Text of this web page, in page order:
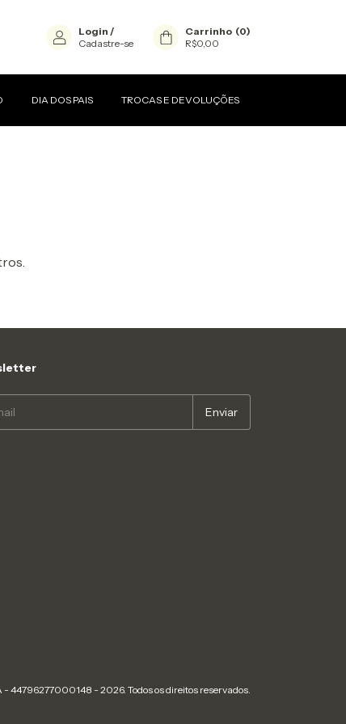
Login /
Cadastre-se
Carrinho (0)
R$0,00
DIA DOS PAIS TROCAS E DEVOLUÇÕES
- 44796277000148 - 2026. Todos os direitos reservados.